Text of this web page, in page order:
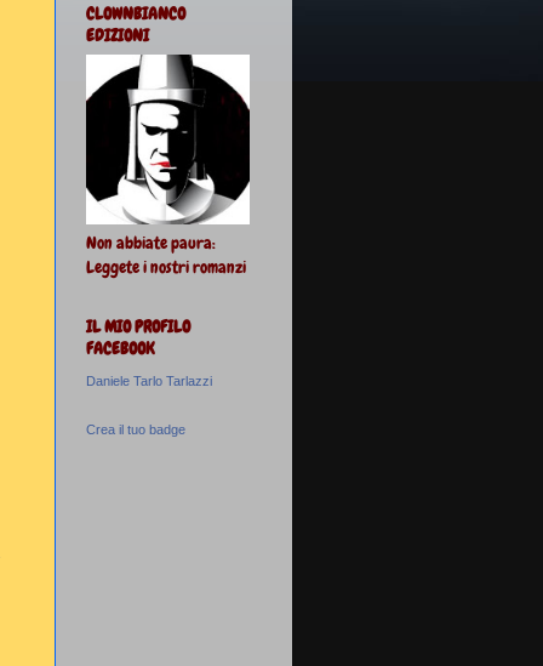
CLOWNBIANCO
EDIZIONI
Non abbiate paura:
Leggete i nostri romanzi
IL MIO PROFILO
FACEBOOK
Daniele Tarlo Tarlazzi
Crea il tuo badge